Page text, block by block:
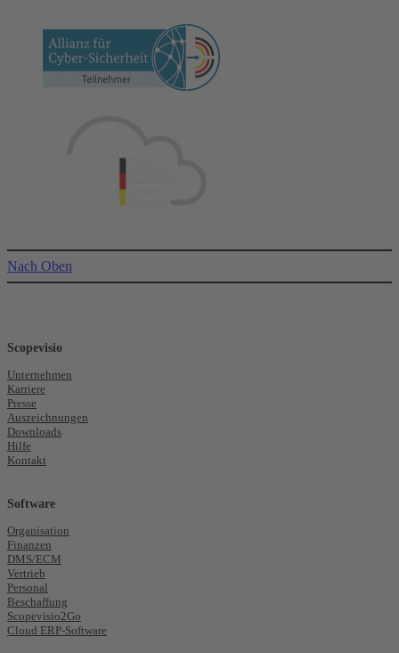
Nach Oben
Scopevisio
Unternehmen
Karriere
Presse
Auszeichnungen
Downloads
Hilfe
Kontakt
Software
Organisation
Finanzen
DMS/ECM
Vertrieb
Personal
Beschaffung
Scopevisio2Go
Cloud ERP-Software